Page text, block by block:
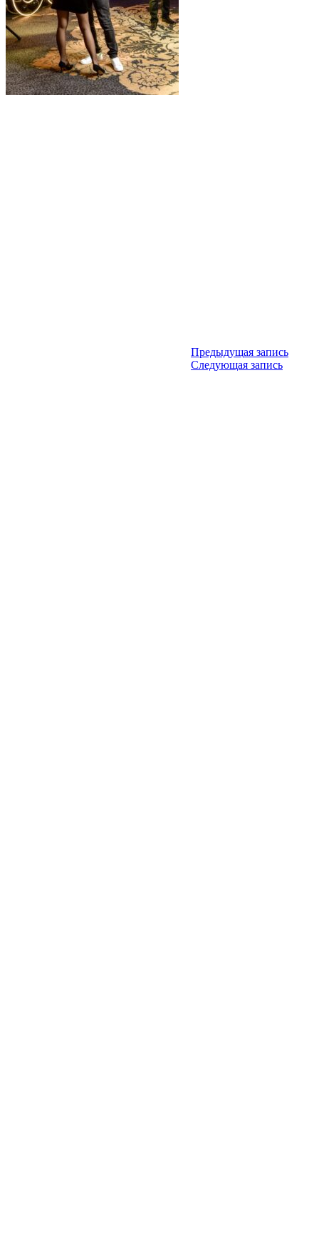
Предыдущая запись
Следующая запись